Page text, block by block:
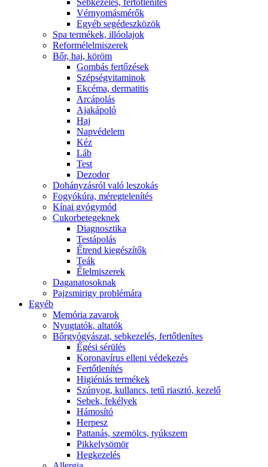
Sebkezelés, fertőtlenítés
Vérnyomásmérők
Egyéb segédeszközök
Spa termékek, illóolajok
Reformélelmiszerek
Bőr, haj, köröm
Gombás fertőzések
Szépségvitaminok
Ekcéma, dermatitis
Arcápolás
Ajakápoló
Haj
Napvédelem
Kéz
Láb
Test
Dezodor
Dohányzásról való leszokás
Fogyókúra, méregtelenítés
Kínai gyógymód
Cukorbetegeknek
Diagnosztika
Testápolás
É́trend kiegészítők
Teák
É́lelmiszerek
Daganatosoknak
Pajzsmirigy problémára
Egyéb
Memória zavarok
Nyugtatók, altatók
Bőrgyógyászat, sebkezelés, fertőtlenítes
É́gési sérülés
Koronavírus elleni védekezés
Fertőtlenítés
Higiéniás termékek
Szúnyog, kullancs, tetű riasztó, kezelő
Sebek, fekélyek
Hámosító
Herpesz
Pattanás, szemölcs, tyúkszem
Pikkelysömör
Hegkezelés